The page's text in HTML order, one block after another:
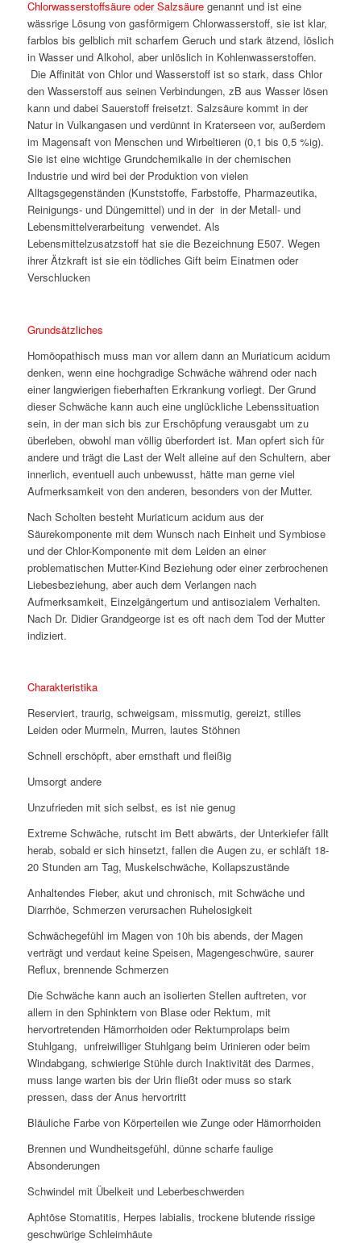
Chlorwasserstoffsäure oder Salzsäuregenannt und ist eine
wässrige Lösung von gasförmigem Chlorwasserstoff, sie ist klar,
farblos bis gelblich mit scharfem Geruch und stark ätzend, löslich
in Wasser und Alkohol, aber unlöslich in Kohlenwasserstoffen.
Die Affinität von Chlor und Wasserstoff ist so stark, dass Chlor
den Wasserstoff aus seinen Verbindungen, zB aus Wasser lösen
kann und dabei Sauerstoff freisetzt. Salzsäure kommt in der
Natur in Vulkangasen und verdünnt in Kraterseen vor, außerdem
im Magensaft von Menschen und Wirbeltieren (0,1 bis 0,5 %ig).
Sie ist eine wichtige Grundchemikalie in der chemischen
Industrie und wird bei der Produktion von vielen
Alltagsgegenständen (Kunststoffe, Farbstoffe, Pharmazeutika,
Reinigungs- und Düngemittel) und in der in der Metall- und
Lebensmittelverarbeitung verwendet. Als
Lebensmittelzusatzstoff hat sie die Bezeichnung E507. Wegen
ihrer Ätzkraft ist sie ein tödliches Gift beim Einatmen oder
Verschlucken
Grundsätzliches
Homöopathisch muss man vor allem dann an Muriaticum acidum
denken, wenn eine hochgradige Schwäche während oder nach
einer langwierigen fieberhaften Erkrankung vorliegt. Der Grund
dieser Schwäche kann auch eine unglückliche Lebenssituation
sein, in der man sich bis zur Erschöpfung verausgabt um zu
überleben, obwohl man völlig überfordert ist. Man opfert sich für
andere und trägt die Last der Welt alleine auf den Schultern, aber
innerlich, eventuell auch unbewusst, hätte man gerne viel
Aufmerksamkeit von den anderen, besonders von der Mutter.
Nach Scholten besteht Muriaticum acidum aus der
Säurekomponente mit dem Wunsch nach Einheit und Symbiose
und der Chlor-Komponente mit dem Leiden an einer
problematischen Mutter-Kind Beziehung oder einer zerbrochenen
Liebesbeziehung, aber auch dem Verlangen nach
Aufmerksamkeit, Einzelgängertum und antisozialem Verhalten.
Nach Dr. Didier Grandgeorge ist es oft nach dem Tod der Mutter
indiziert.
Charakteristika
Reserviert, traurig, schweigsam, missmutig, gereizt, stilles
Leiden oder Murmeln, Murren, lautes Stöhnen
Schnell erschöpft, aber ernsthaft und fleißig
Umsorgt andere
Unzufrieden mit sich selbst, es ist nie genug
Extreme Schwäche, rutscht im Bett abwärts, der Unterkiefer fällt
herab, sobald er sich hinsetzt, fallen die Augen zu, er schläft 18-
20 Stunden am Tag, Muskelschwäche, Kollapszustände
Anhaltendes Fieber, akut und chronisch, mit Schwäche und
Diarrhöe, Schmerzen verursachen Ruhelosigkeit
Schwächegefühl im Magen von 10h bis abends, der Magen
verträgt und verdaut keine Speisen, Magengeschwüre, saurer
Reflux, brennende Schmerzen
Die Schwäche kann auch an isolierten Stellen auftreten, vor
allem in den Sphinktern von Blase oder Rektum, mit
hervortretenden Hämorrhoiden oder Rektumprolaps beim
Stuhlgang, unfreiwilliger Stuhlgang beim Urinieren oder beim
Windabgang, schwierige Stühle durch Inaktivität des Darmes,
muss lange warten bis der Urin fließt oder muss so stark
pressen, dass der Anus hervortritt
Bläuliche Farbe von Körperteilen wie Zunge oder Hämorrhoiden
Brennen und Wundheitsgefühl, dünne scharfe faulige
Absonderungen
Schwindel mit Übelkeit und Leberbeschwerden
Aphtöse Stomatitis, Herpes labialis, trockene blutende rissige
geschwürige Schleimhäute